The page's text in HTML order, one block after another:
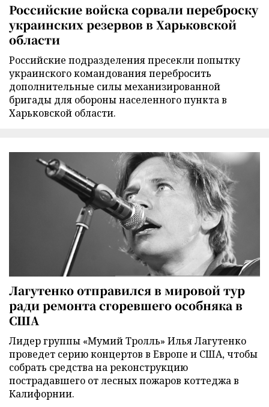
Российские войска сорвали переброску
украинских резервов в Харьковской
области
Российские подразделения пресекли попытку
украинского командования перебросить
дополнительные силы механизированной
бригады для обороны населенного пункта в
Харьковской области.
Лагутенко отправился в мировой тур
ради ремонта сгоревшего особняка в
США
Лидер группы «Мумий Тролль» Илья Лагутенко
проведет серию концертов в Европе и США, чтобы
собрать средства на реконструкцию
пострадавшего от лесных пожаров коттеджа в
Калифорнии.